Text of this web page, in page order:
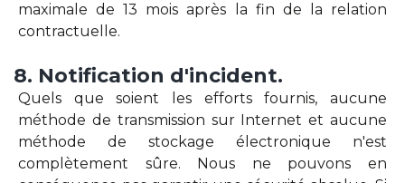
maximale de 13 mois après la fin de la relation
contractuelle.
8. Notification d'incident.
Quels que soient les efforts fournis, aucune
méthode de transmission sur Internet et aucune
méthode de stockage électronique n'est
complètement sûre. Nous ne pouvons en